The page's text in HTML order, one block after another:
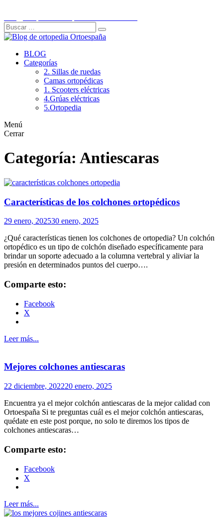
contenido
Buscar:
Buscar
BLOG
Categorías
2. Sillas de ruedas
Camas ortopédicas
1. Scooters eléctricas
4.Grúas eléctricas
5.Ortopedia
Menú
Cerrar
Categoría: Antiescaras
Características de los colchones ortopédicos
29 enero, 202530 enero, 2025
¿Qué características tienen los colchones de ortopedia? Un colchón
ortopédico es un tipo de colchón diseñado específicamente para
brindar un soporte adecuado a la columna vertebral y aliviar la
presión en determinados puntos del cuerpo….
Comparte esto:
Facebook
X
Leer más...
Mejores colchones antiescaras
22 diciembre, 202220 enero, 2025
Encuentra ya el mejor colchón antiescaras de la mejor calidad con
Ortoespaña Si te preguntas cuál es el mejor colchón antiescaras,
quédate en este post porque, no solo te diremos los tipos de
colchones antiescaras…
Comparte esto:
Facebook
X
Leer más...